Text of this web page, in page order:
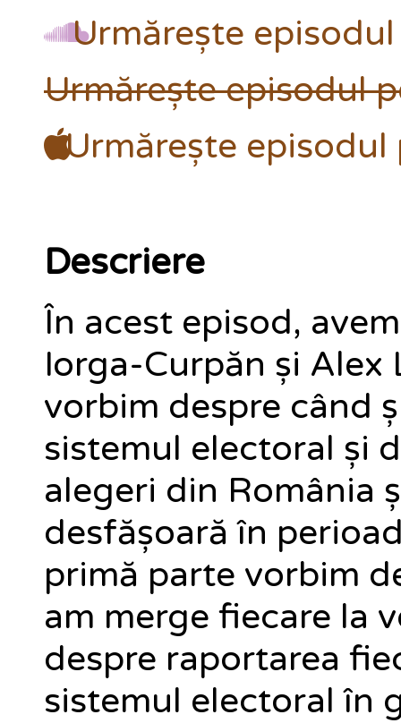
Urmărește
Urmărește episodul
Urmărește episodul
Descriere
În acest episod,
Iorga-Curpăn și Alex
vorbim despre când
sistemul electoral și
alegeri din România
desfășoară în
primă parte vorbim
am merge fiecare la
despre raportarea
sistemul electoral în